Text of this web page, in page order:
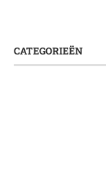
CATEGORIEËN